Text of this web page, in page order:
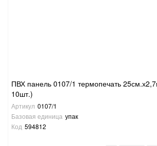
ПВХ панель 0107/1 термопечать
10шт.)
Артикул 0107/1
Базовая единица упак
Код 594812